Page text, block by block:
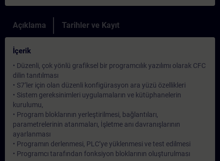
Açıklama Tarihler ve Kayıt
İçerik
• Düzenli, çok yönlü grafiksel bir programcılık yazılımı olarak CFC
dilin tanıtılması
• S7’ler için olan düzenli konfigürasyon ara yüzü özellikleri
• Sistem gereksinimleri uygulamaların ve kütüphanelerin
kurulumu,
• Program bloklarının yerleştirilmesi, bağlantıları,
parametrelerinin atanmaları, İşletme anı davranışlarının
ayarlanması
• Programın derlenmesi, PLC’ye yüklenmesi ve test edilmesi
• Programcı tarafından fonksiyon bloklarının oluşturulması